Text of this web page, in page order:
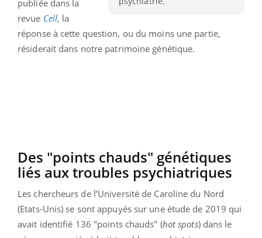
publiée dans la
revue Cell, la
réponse à cette question, ou du moins une partie,
résiderait dans notre patrimoine génétique.
Des "points chauds" génétiques
liés aux troubles psychiatriques
Les chercheurs de l’Université de Caroline du Nord
(Etats-Unis) se sont appuyés sur une étude de 2019 qui
avait identifié 136 "points chauds" (hot spots) dans le